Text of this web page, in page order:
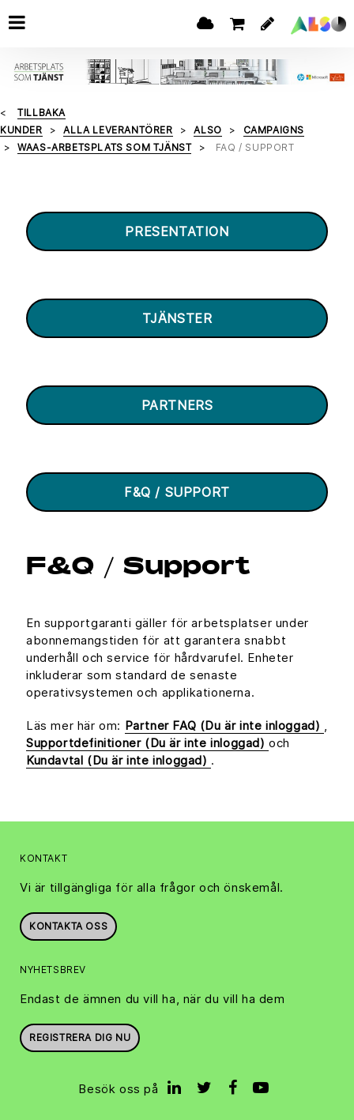
TILLBAKA
KUNDER
ALLA LEVERANTÖRER ALSO
CAMPAIGNS
WAAS-ARBETSPLATS SOM TJÄNST
FAQ / SUPPORT
PRESENTATION
TJÄNSTER
PARTNERS
F&Q / SUPPORT
F&Q / Support
En supportgaranti gäller för arbetsplatser under
abonnemangstiden för att garantera snabbt
underhåll och service för hårdvarufel. Enheter
inkluderar som standard de senaste
operativsystemen och applikationerna.
Läs mer här om: Partner FAQ (Du är inte inloggad) ,
Supportdefinitioner (Du är inte inloggad) och
Kundavtal (Du är inte inloggad) .
KONTAKT
Vi är tillgängliga för alla frågor och önskemål.
KONTAKTA OSS
NYHETSBREV
Endast de ämnen du vill ha, när du vill ha dem
REGISTRERA DIG NU
Besök oss på